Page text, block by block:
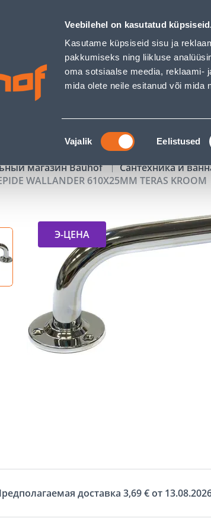
Veebilehel on kasutatud
Kasutame küpsiseid sisu ja
pakkumiseks ning liikluse
oma sotsiaalse meedia, reklaami-
mida olete neile esitanud või mida
Nõusoleku
valik
Vajalik Eelistused
610X25MM TERAS KROOM - Bauhof has
Обслуживание бизнес-клиентов
АКЦИИ
магазин Bauhof Сантехника и
WALLANDER 610X25MM TERAS KROOM
Э-ЦЕНА
доставка 3,69 € от